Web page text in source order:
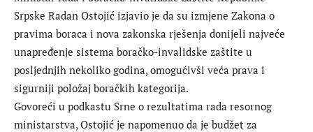
Srpske Radan Ostojić izjavio je da su izmjene Zakona o
pravima boraca i nova zakonska rješenja donijeli najveće
unapređenje sistema boračko-invalidske zaštite u
posljednjih nekoliko godina, omogućivši veća prava i
sigurniji položaj boračkih kategorija.
Govoreći u podkastu Srne o rezultatima rada resornog
ministarstva, Ostojić je napomenuo da je budžet za